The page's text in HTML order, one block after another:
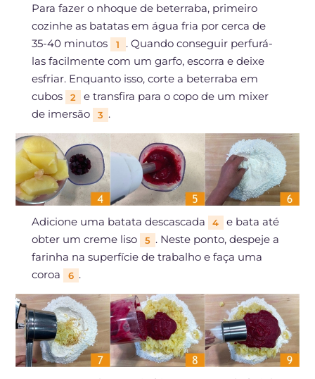
Para fazer o nhoque de beterraba, primeiro
cozinhe as batatas em água fria por cerca de
35-40 minutos
1
. Quando conseguir perfurá-
las facilmente com um garfo, escorra e deixe
esfriar. Enquanto isso, corte a beterraba em
cubos
2
e transfira para o copo de um mixer
de imersão
3 .
Adicione uma batata descascada 4
e bata até
obter um creme liso
5 . Neste ponto, despeje a
farinha na superfície de trabalho e faça uma
coroa
6 .